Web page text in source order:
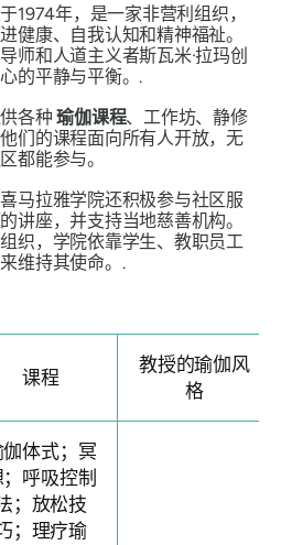
1974年，是一家非营利组织，
健康、自我认知和精神福祉。
师和人道主义者斯瓦米·拉玛创
的平静与平衡。.
各种瑜伽课程、工作坊、静修
们的课程面向所有人开放，无
都能参与。
马拉雅学院还积极参与社区服
讲座，并支持当地慈善机构。
织，学院依靠学生、教职员工
维持其使命。.
课程
教授的瑜伽风
格
伽体式；冥
呼吸控制
；放松技
；理疗瑜